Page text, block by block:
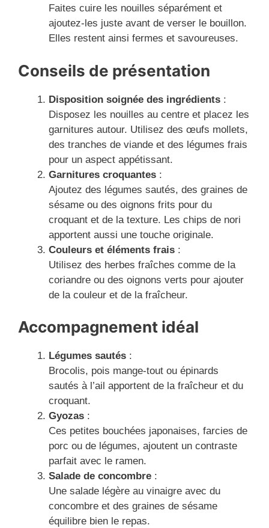
Faites cuire les nouilles séparément et
ajoutez-les juste avant de verser le bouillon.
Elles restent ainsi fermes et savoureuses.
Conseils de présentation
Disposition soignée des ingrédients :
Disposez les nouilles au centre et placez les
garnitures autour. Utilisez des œufs mollets,
des tranches de viande et des légumes frais
pour un aspect appétissant.
Garnitures croquantes :
Ajoutez des légumes sautés, des graines de
sésame ou des oignons frits pour du
croquant et de la texture. Les chips de nori
apportent aussi une touche originale.
Couleurs et éléments frais :
Utilisez des herbes fraîches comme de la
coriandre ou des oignons verts pour ajouter
de la couleur et de la fraîcheur.
Accompagnement idéal
Légumes sautés :
Brocolis, pois mange-tout ou épinards
sautés à l’ail apportent de la fraîcheur et du
croquant.
Gyozas :
Ces petites bouchées japonaises, farcies de
porc ou de légumes, ajoutent un contraste
parfait avec le ramen.
Salade de concombre :
Une salade légère au vinaigre avec du
concombre et des graines de sésame
équilibre bien le repas.